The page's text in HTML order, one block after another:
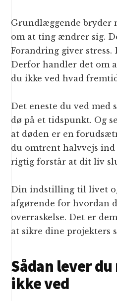
Grundlæggende bryder
om at ting ændrer sig.
Forandring giver stress.
Derfor handler det om
du ikke ved hvad
Det eneste du ved med
dø på et tidspunkt. Og
at døden er en
du omtrent halvvejs
rigtig forstår at dit liv
Din indstilling til livet
afgørende for hvordan
overraskelse. Det er
at sikre dine projekters
Sådan lever
ikke ved